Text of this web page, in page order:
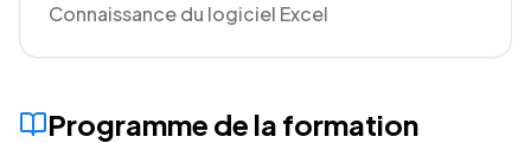
Connaissance du logiciel Excel
Programme de la formation